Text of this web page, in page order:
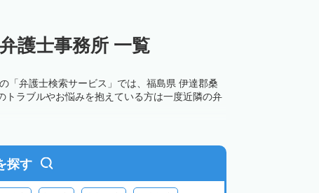
護士事務所 一覧
「弁護士検索サービス」では、福島県 伊達郡桑
ラブルやお悩みを抱えている方は一度近隣の弁
探す